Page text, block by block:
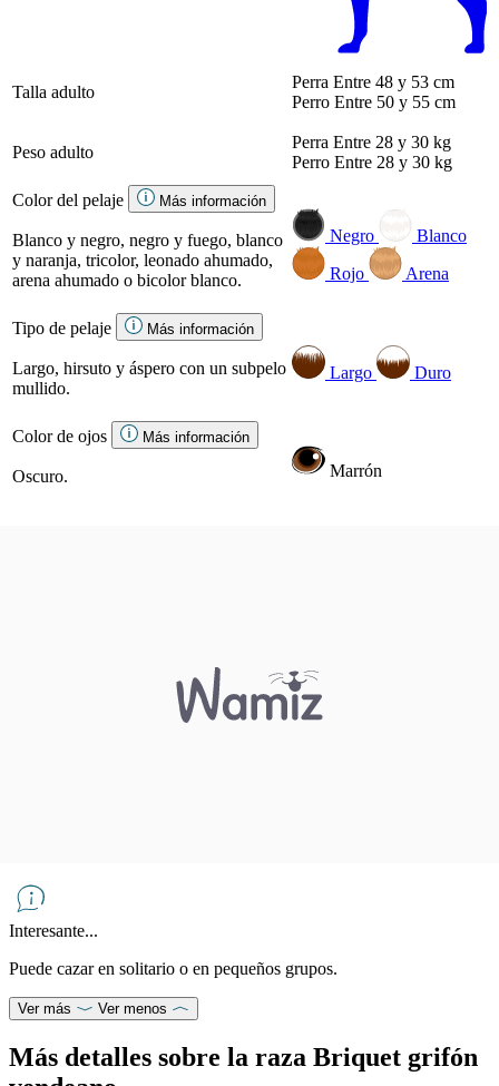
Talla adulto
Perra Entre 48 y 53 cm
Perro Entre 50 y 55 cm
Peso adulto
Perra Entre 28 y 30 kg
Perro Entre 28 y 30 kg
Color del pelaje
Más información
Blanco y negro, negro y fuego, blanco
y naranja, tricolor, leonado ahumado,
arena ahumado o bicolor blanco.
Negro
Blanco
Rojo
Arena
Tipo de pelaje Más información
Largo, hirsuto y áspero con un subpelo
mullido.
Largo Duro
Color de ojos Más información
Oscuro. Marrón
Interesante...
Puede cazar en solitario o en pequeños grupos.
Ver más Ver menos
Más detalles sobre la raza Briquet grifón